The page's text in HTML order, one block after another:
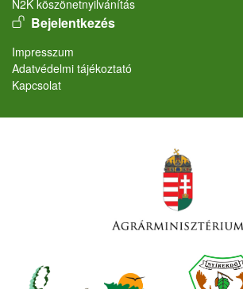
N2K köszönetnyilvánítás
User account menu
Bejelentkezés
Lábléc
Impresszum
Adatvédelmi tájékoztató
Kapcsolat